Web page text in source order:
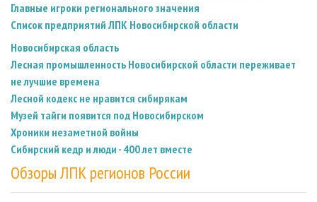
Главные игроки регионального значения
Список предприятий ЛПК Новосибирской области
Новосибирская область
Лесная промышленность Новосибирской области переживает
не лучшие времена
Лесной кодекс не нравится сибирякам
Музей тайги появится под Новосибирском
Хроники незаметной войны
Сибирский кедр и люди - 400 лет вместе
Обзоры ЛПК регионов России